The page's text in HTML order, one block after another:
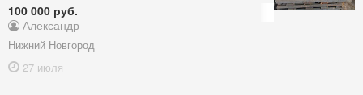
100 000 руб.
Александр
Нижний Новгород
27 июля